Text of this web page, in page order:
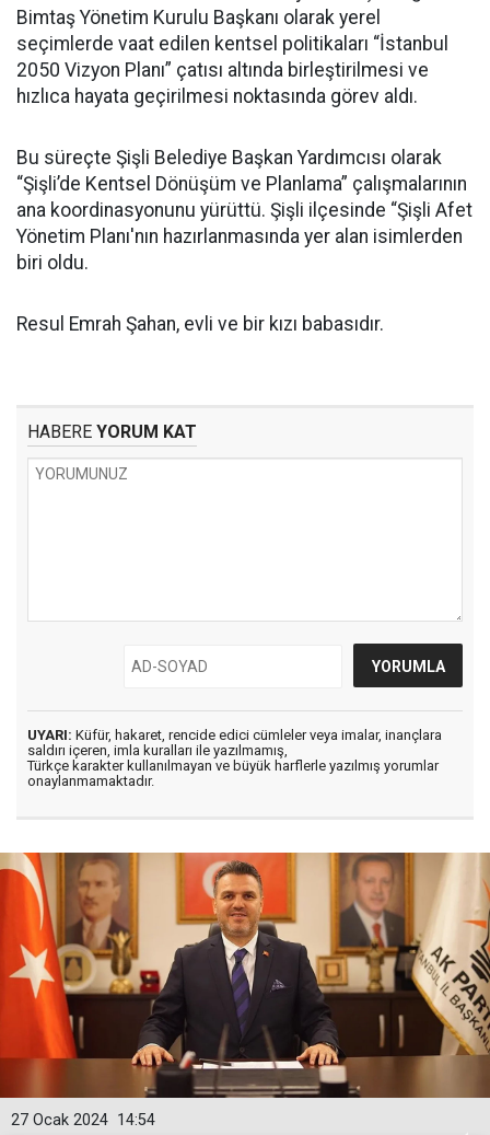
Bimtaş Yönetim Kurulu Başkanı olarak yerel
seçimlerde vaat edilen kentsel politikaları “İstanbul
2050 Vizyon Planı” çatısı altında birleştirilmesi ve
hızlıca hayata geçirilmesi noktasında görev aldı.
Bu süreçte Şişli Belediye Başkan Yardımcısı olarak
“Şişli’de Kentsel Dönüşüm ve Planlama” çalışmalarının
ana koordinasyonunu yürüttü. Şişli ilçesinde “Şişli Afet
Yönetim Planı'nın hazırlanmasında yer alan isimlerden
biri oldu.
Resul Emrah Şahan, evli ve bir kızı babasıdır.
HABERE YORUM KAT
UYARI: Küfür, hakaret, rencide edici cümleler veya imalar, inançlara
saldırı içeren, imla kuralları ile yazılmamış,
Türkçe karakter kullanılmayan ve büyük harflerle yazılmış yorumlar
onaylanmamaktadır.
14:54
27 Ocak 2024